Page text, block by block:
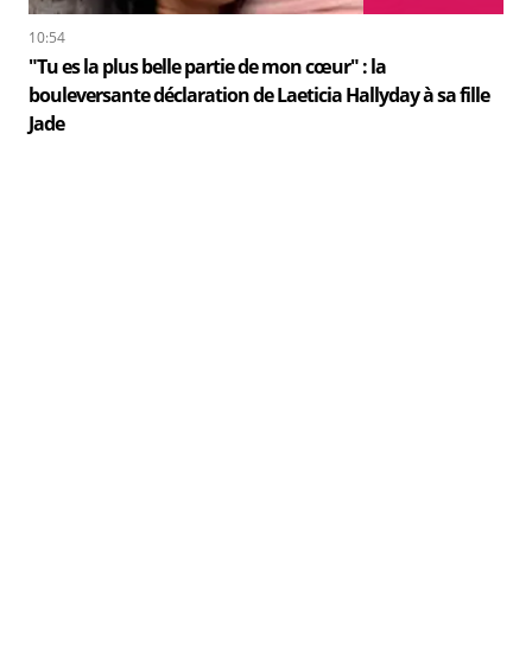
10:54
"Tu es la plus belle partie de mon cœur" : la
bouleversante déclaration de Laeticia Hallyday à sa fille
Jade